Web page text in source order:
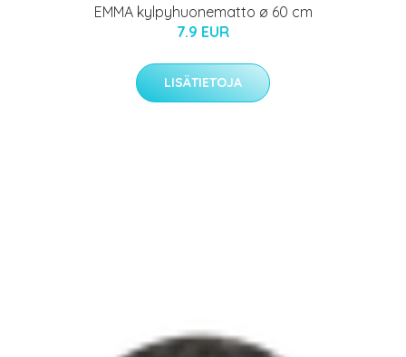
EMMA kylpyhuonematto ø 60 cm
7.9 EUR
LISÄTIETOJA